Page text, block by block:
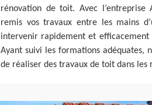
rénovation de toit. Avec l’entreprise
remis vos travaux entre les mains
intervenir rapidement et
Ayant suivi les formations adéquates,
de réaliser des travaux de toit dans les